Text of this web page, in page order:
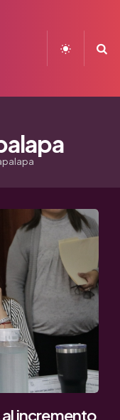
incremento